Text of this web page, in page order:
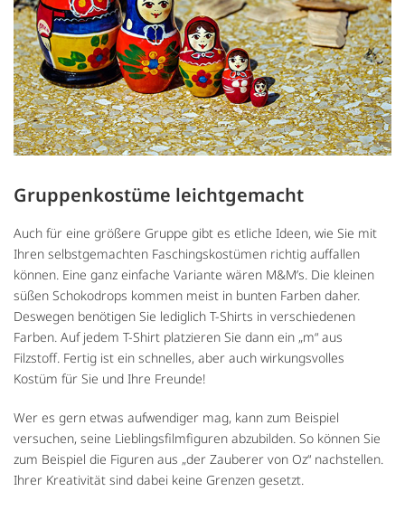
Gruppenkostüme leichtgemacht
Auch für eine größere Gruppe gibt es etliche Ideen, wie Sie mit
Ihren selbstgemachten Faschingskostümen richtig auffallen
können. Eine ganz einfache Variante wären M&M’s. Die kleinen
süßen Schokodrops kommen meist in bunten Farben daher.
Deswegen benötigen Sie lediglich T-Shirts in verschiedenen
Farben. Auf jedem T-Shirt platzieren Sie dann ein „m“ aus
Filzstoff. Fertig ist ein schnelles, aber auch wirkungsvolles
Kostüm für Sie und Ihre Freunde!
Wer es gern etwas aufwendiger mag, kann zum Beispiel
versuchen, seine Lieblingsfilmfiguren abzubilden. So können Sie
zum Beispiel die Figuren aus „der Zauberer von Oz“ nachstellen.
Ihrer Kreativität sind dabei keine Grenzen gesetzt.